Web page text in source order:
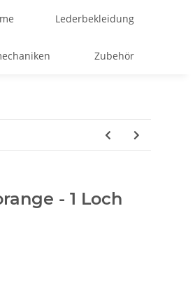
Lederbekleidung
Zubehör
- 1 Loch